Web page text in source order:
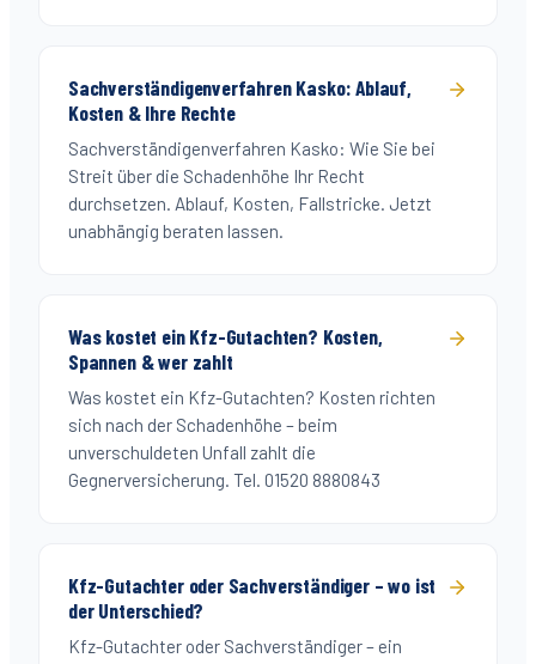
Sachverständigenverfahren Kasko: Ablauf,
Kosten & Ihre Rechte
Sachverständigenverfahren Kasko: Wie Sie bei
Streit über die Schadenhöhe Ihr Recht
durchsetzen. Ablauf, Kosten, Fallstricke. Jetzt
unabhängig beraten lassen.
Was kostet ein Kfz-Gutachten? Kosten,
Spannen & wer zahlt
Was kostet ein Kfz-Gutachten? Kosten richten
sich nach der Schadenhöhe – beim
unverschuldeten Unfall zahlt die
Gegnerversicherung. Tel. 01520 8880843
Kfz-Gutachter oder Sachverständiger – wo ist
der Unterschied?
Kfz-Gutachter oder Sachverständiger – ein